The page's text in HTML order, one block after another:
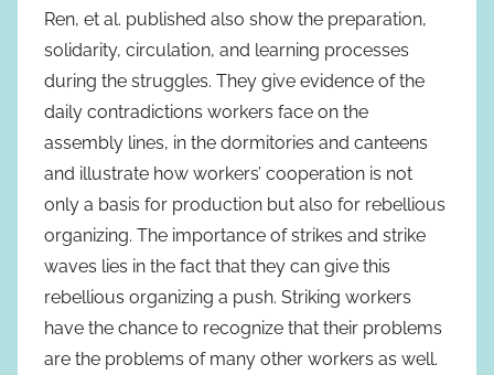
Ren, et al. published also show the preparation,
solidarity, circulation, and learning processes
during the struggles. They give evidence of the
daily contradictions workers face on the
assembly lines, in the dormitories and canteens
and illustrate how workers’ cooperation is not
only a basis for production but also for rebellious
organizing. The importance of strikes and strike
waves lies in the fact that they can give this
rebellious organizing a push. Striking workers
have the chance to recognize that their problems
are the problems of many other workers as well.